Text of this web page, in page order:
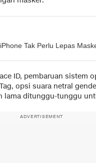
Tak Perlu Lepas
ID, pembaruan sistem
opsi suara netral
lama ditunggu-tunggu
ADVERTISEMENT